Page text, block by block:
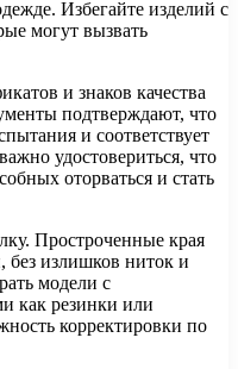
Избегайте изделий с
могут вызвать
и знаков качества
подтверждают, что
и соответствует
удостовериться, что
оторваться и стать
Простроченные края
излишков ниток и
модели с
как резинки или
корректировки по